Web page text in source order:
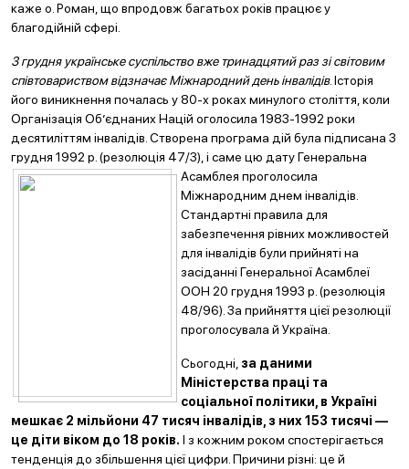
каже о. Роман, що впродовж багатьох років працює у
благодійній сфері.
3 грудня українське суспільство вже тринадцятий раз зі світовим
співтовариством відзначає Міжнародний день інвалідів. Історія
його виникнення почалась у 80-х роках минулого століття, коли
Організація Об’єднаних Націй оголосила 1983-1992 роки
десятиліттям інвалідів. Створена програма дій була підписана 3
грудня 1992 р. (резолюція 47/3), і саме цю дату Генеральна
Асамблея проголосила
Міжнародним днем інвалідів.
Стандартні правила для
забезпечення рівних можливостей
для інвалідів були прийняті на
засіданні Генеральної Асамблеї
ООН 20 грудня 1993 р. (резолюція
48/96). За прийняття цієї резолюції
проголосувала й Україна.
Сьогодні, за даними
Міністерства праці та
соціальної політики, в Україні
мешкає 2 мільйони 47 тисяч інвалідів, з них 153 тисячі —
це діти віком до 18 років. І з кожним роком спостерігається
тенденція до збільшення цієї цифри. Причини різні: це й